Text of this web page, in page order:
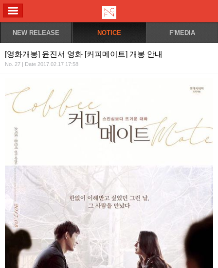
NEW RELEASE NOTICE F'MEDIA
[영화개봉] 윤진서 영화 [커피메이트] 개봉 안내
No. 27 | Date 2017.02.17 17:58